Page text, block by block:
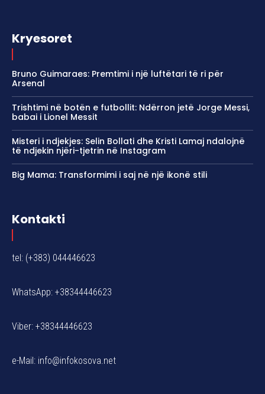
Kryesoret
Bruno Guimaraes: Premtimi i një luftëtari të ri për
Arsenal
Trishtimi në botën e futbollit: Ndërron jetë Jorge Messi,
babai i Lionel Messit
Misteri i ndjekjes: Selin Bollati dhe Kristi Lamaj ndalojnë
të ndjekin njëri-tjetrin në Instagram
Big Mama: Transformimi i saj në një ikonë stili
Kontakti
tel: (+383) 044446623
WhatsApp: +38344446623
Viber: +38344446623
e-Mail: info@infokosova.net